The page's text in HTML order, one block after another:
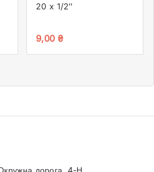
20 x 1/2″
9,00 ₴
дорога, 4-Н